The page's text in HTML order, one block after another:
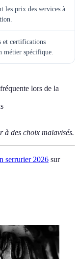
les prix des services à
et certifications
métier spécifique.
lors de la
à des choix malavisés.
serrurier 2026 sur